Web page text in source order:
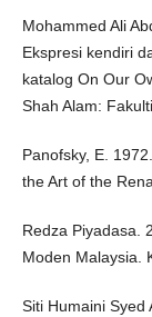
Mohammed Ali
Ekspresi kendiri
katalog On Our
Shah Alam:
Panofsky, E.
the Art of the
Redza Piyadasa.
Moden Malaysia.
Siti Humaini Syed